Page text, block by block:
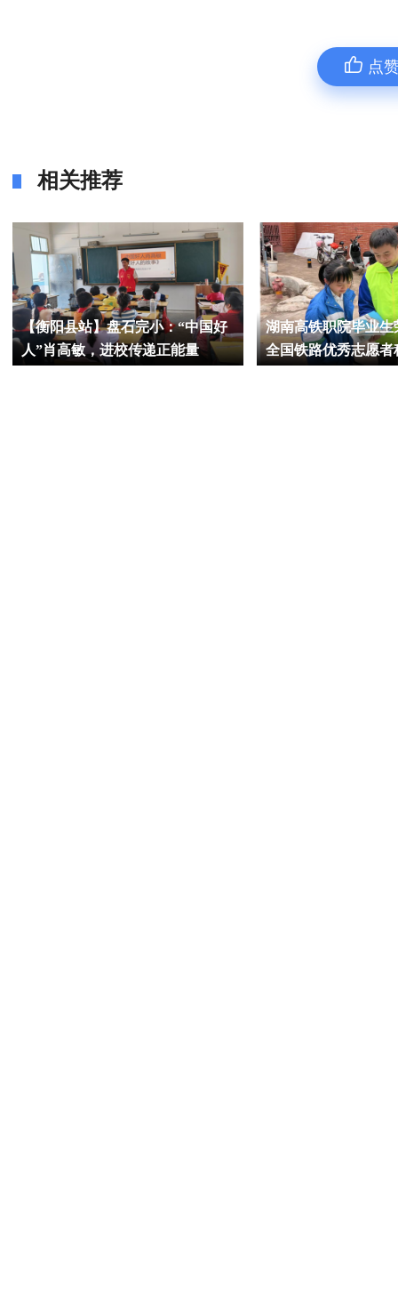
点
相关推荐
【衡阳县站】盘石完小：“中国好
人”肖高敏，进校传递正能量
湖南高铁职院毕业生
全国铁路优秀志愿者